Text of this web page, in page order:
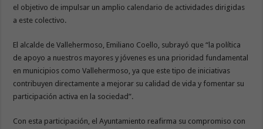
el objetivo de impulsar un amplio calendario de actividades dirigidas
a este colectivo.
El alcalde de Vallehermoso, Emiliano Coello, subrayó que “la política
de apoyo a nuestros mayores y jóvenes es una prioridad fundamental
en municipios como Vallehermoso, ya que este tipo de iniciativas
contribuyen directamente a mejorar su calidad de vida y fomentar su
participación activa en la sociedad”.
Con esta participación, el Ayuntamiento reafirma su compromiso con